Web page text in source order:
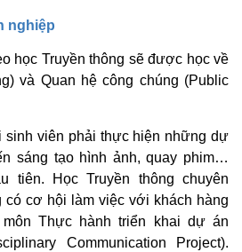
nghiệp
học Truyền thông sẽ được học về
và Quan hệ công chúng (Public
sinh viên phải thực hiện những dự
sáng tạo hình ảnh, quay phim…
tiên. Học Truyền thông chuyên
có cơ hội làm việc với khách hàng
Thực hành triển khai dự án
Communication Project).